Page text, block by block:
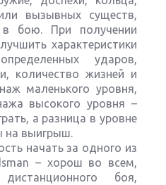
вызывных существ,
бою. При получении
характеристики
ударов,
количество жизней и
маленького уровня,
высокого уровня –
а разница в уровне
на выигрыш.
начать за одного из
– хорош во всем,
боя,